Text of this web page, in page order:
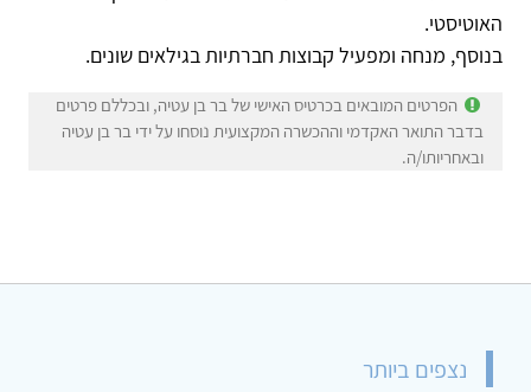
האוטיסטי.
בנוסף, מנחה ומפעיל קבוצות חברתיות בגילאים שונים.
הפרטים המובאים בכרטיס האישי של בר בן עטיה, ובכללם פרטים
בדבר התואר האקדמי וההכשרה המקצועית נוסחו על ידי בר בן עטיה
ובאחריותו/ה.
נצפים ביותר